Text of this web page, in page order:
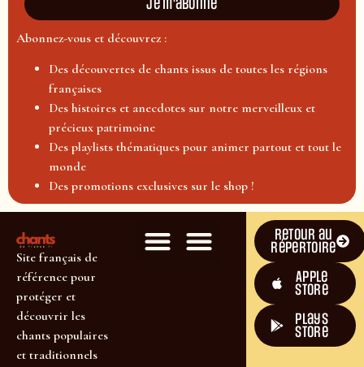
Je m'abonne
Abonnez-vous et découvrez :
Des découvertes de chants issus de toutes les régions
françaises
Des histoires et anecdotes sur notre merveilleux et
précieux patrimoine
Des playlists thématiques pour animer partout et tout le
monde
Des promotions exclusives sur le shop !
Site français de
référence pour
protéger et
découvrir les
chants populaires
et traditionnels
Retour au
répertoire
Apple
Store
plays
store